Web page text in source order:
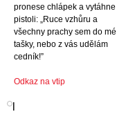
pronese chlápek a vytáhne
pistoli: „Ruce vzhůru a
všechny prachy sem do mé
tašky, nebo z vás udělám
cedník!”
Odkaz na vtip